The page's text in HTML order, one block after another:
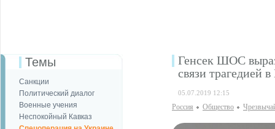
Темы
Санкции
Политический диалог
Военные учения
Неспокойный Кавказ
Генсек ШОС
связи трагедией
05.07.2019 12:15
Россия Общество